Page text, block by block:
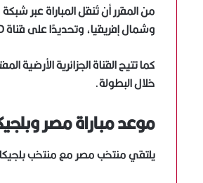
وشمال إفريقيا، وتحديدًا على قناة beIN Sports Max 4 HD.
كما تتيح القناة الجزائرية الأرضية
خلال البطولة.
موعد مباراة مصر
يلتقي منتخب مصر مع منتخب بلجيكا مساء الإثنين 15 يونيو، في افتتاح مشوار